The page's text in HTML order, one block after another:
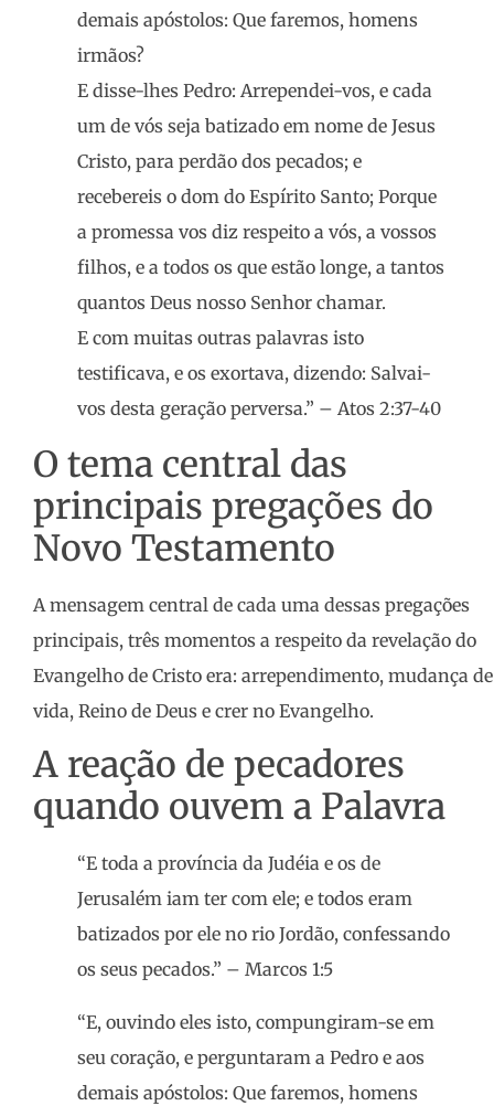
demais apóstolos: Que faremos, homens
irmãos?
E disse-lhes Pedro: Arrependei-vos, e cada
um de vós seja batizado em nome de Jesus
Cristo, para perdão dos pecados; e
recebereis o dom do Espírito Santo; Porque
a promessa vos diz respeito a vós, a vossos
filhos, e a todos os que estão longe, a tantos
quantos Deus nosso Senhor chamar.
E com muitas outras palavras isto
testificava, e os exortava, dizendo: Salvai-
vos desta geração perversa.” – Atos 2:37-40
O tema central das
principais pregações do
Novo Testamento
A mensagem central de cada uma dessas pregações
principais, três momentos a respeito da revelação do
Evangelho de Cristo era: arrependimento, mudança de
vida, Reino de Deus e crer no Evangelho.
A reação de pecadores
quando ouvem a Palavra
“E toda a província da Judéia e os de
Jerusalém iam ter com ele; e todos eram
batizados por ele no rio Jordão, confessando
os seus pecados.” – Marcos 1:5
“E, ouvindo eles isto, compungiram-se em
seu coração, e perguntaram a Pedro e aos
demais apóstolos: Que faremos, homens